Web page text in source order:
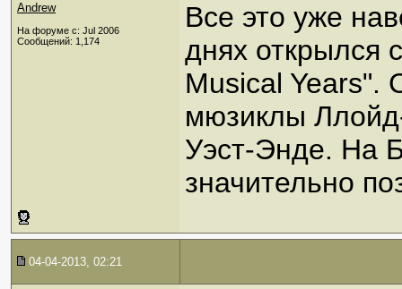
Andrew
На форуме с: Jul 2006
Сообщений: 1,174
Все это уже
днях открылся
Musical Years".
мюзиклы
Уэст-Энде. На
значительно
04-04-2013, 02:21